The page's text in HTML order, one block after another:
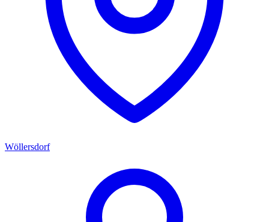
Wöllersdorf